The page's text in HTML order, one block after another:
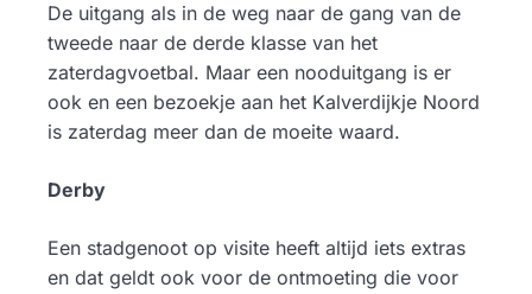
De uitgang als in de weg naar de gang van de
tweede naar de derde klasse van het
zaterdagvoetbal. Maar een nooduitgang is er
ook en een bezoekje aan het Kalverdijkje Noord
is zaterdag meer dan de moeite waard.
Derby
Een stadgenoot op visite heeft altijd iets extras
en dat geldt ook voor de ontmoeting die voor